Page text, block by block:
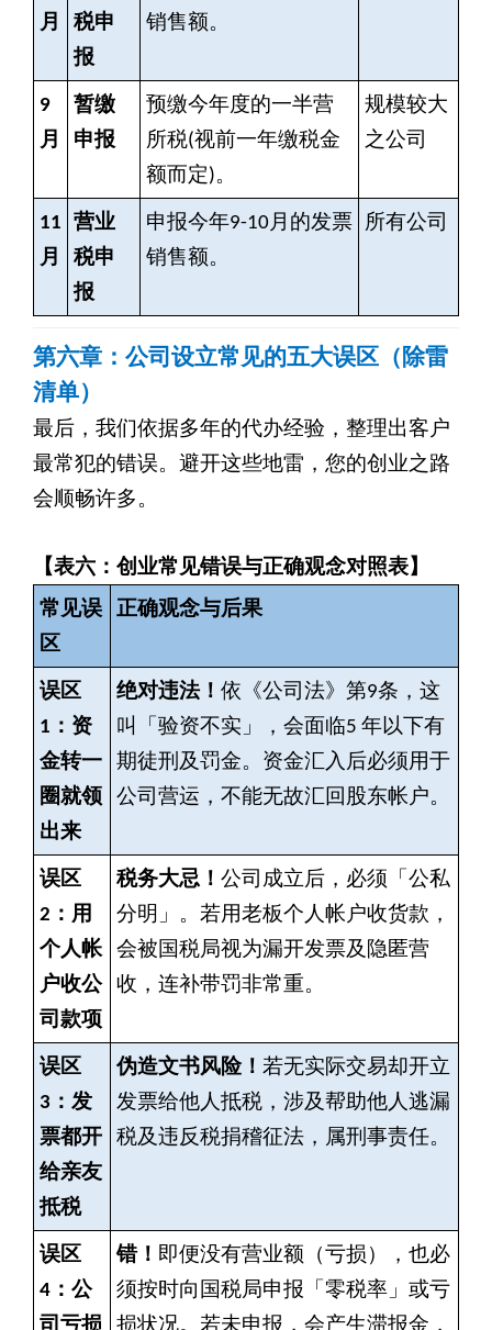
月
税申
报
销售额。
9
月
暂缴
申报
预缴今年度的一半营
所税(视前一年缴税金
额而定)。
规模较大
之公司
11
月
营业
税申
报
申报今年9-10月的发票
销售额。
所有公司
第六章：公司设立常见的五大误区（除雷
清单）
最后，我们依据多年的代办经验，整理出客户
最常犯的错误。避开这些地雷，您的创业之路
会顺畅许多。
【表六：创业常见错误与正确观念对照表】
常见误
区
正确观念与后果
误区
1：资
金转一
圈就领
出来
绝对违法！ 依《公司法》第9条，这
叫「验资不实」，会面临5 年以下有
期徒刑及罚金。资金汇入后必须用于
公司营运，不能无故汇回股东帐户。
误区
2：用
个人帐
户收公
司款项
税务大忌！ 公司成立后，必须「公私
分明」。若用老板个人帐户收货款，
会被国税局视为漏开发票及隐匿营
收，连补带罚非常重。
误区
3：发
票都开
给亲友
抵税
伪造文书风险！ 若无实际交易却开立
发票给他人抵税，涉及帮助他人逃漏
税及违反税捐稽征法，属刑事责任。
误区
4：公
错！ 即便没有营业额（亏损），也必
须按时向国税局申报「零税率」或亏